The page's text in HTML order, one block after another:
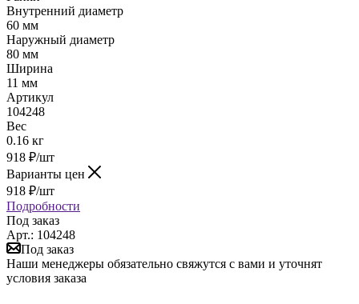
Внутренний диаметр
60 мм
Наружный диаметр
80 мм
Ширина
11 мм
Артикул
104248
Вес
0.16 кг
918 ₽/шт
Варианты цен
918 ₽/шт
Подробности
Под заказ
Арт.: 104248
Под заказ
Наши менеджеры обязательно свяжутся с вами и уточнят
условия заказа